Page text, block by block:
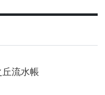
丘流水帳